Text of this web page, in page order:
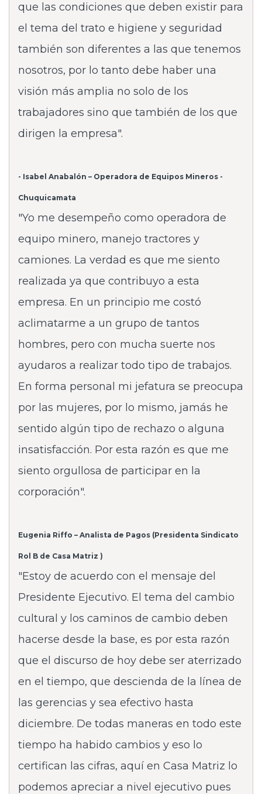
que las condiciones que deben existir para
el tema del trato e higiene y seguridad
también son diferentes a las que tenemos
nosotros, por lo tanto debe haber una
visión más amplia no solo de los
trabajadores sino que también de los que
dirigen la empresa".
- Isabel Anabalón – Operadora de Equipos Mineros -
Chuquicamata
"Yo me desempeño como operadora de
equipo minero, manejo tractores y
camiones. La verdad es que me siento
realizada ya que contribuyo a esta
empresa. En un principio me costó
aclimatarme a un grupo de tantos
hombres, pero con mucha suerte nos
ayudaros a realizar todo tipo de trabajos.
En forma personal mi jefatura se preocupa
por las mujeres, por lo mismo, jamás he
sentido algún tipo de rechazo o alguna
insatisfacción. Por esta razón es que me
siento orgullosa de participar en la
corporación".
Eugenia Riffo – Analista de Pagos (Presidenta Sindicato
Rol B de Casa Matriz )
"Estoy de acuerdo con el mensaje del
Presidente Ejecutivo. El tema del cambio
cultural y los caminos de cambio deben
hacerse desde la base, es por esta razón
que el discurso de hoy debe ser aterrizado
en el tiempo, que descienda de la línea de
las gerencias y sea efectivo hasta
diciembre. De todas maneras en todo este
tiempo ha habido cambios y eso lo
certifican las cifras, aquí en Casa Matriz lo
podemos apreciar a nivel ejecutivo pues